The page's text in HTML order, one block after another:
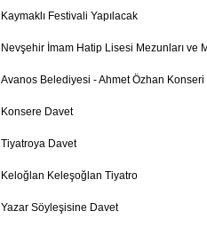
Kaymaklı Festivali Yapılacak
Nevşehir İmam Hatip Lisesi Mezunları ve
Avanos Belediyesi - Ahmet Özhan Konseri
Konsere Davet
Tiyatroya Davet
Keloğlan Keleşoğlan Tiyatro
Yazar Söyleşisine Davet